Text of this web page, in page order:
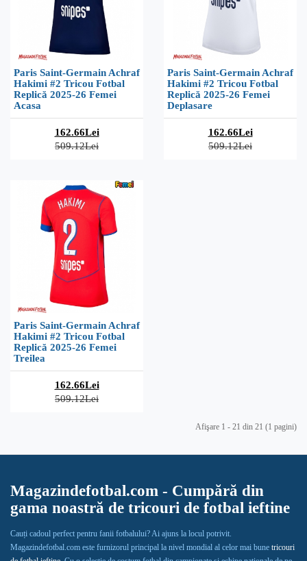
Paris Saint-Germain Achraf
Hakimi #2 Tricou Fotbal
Replică 2025-26 Femei
Acasa
162.66Lei
509.12Lei
Paris Saint-Germain Achraf
Hakimi #2 Tricou Fotbal
Replică 2025-26 Femei
Deplasare
162.66Lei
509.12Lei
Paris Saint-Germain Achraf
Hakimi #2 Tricou Fotbal
Replică 2025-26 Femei
Treilea
162.66Lei
509.12Lei
Afişare 1 - 21 din 21 (1 pagini)
Magazindefotbal.com - Cumpără din
gama noastră de tricouri de fotbal ieftine
Cauți cadoul perfect pentru fanii fotbalului? Ai ajuns la locul potrivit.
Magazindefotbal.com este furnizorul principal la nivel mondial al celor mai bune tricouri